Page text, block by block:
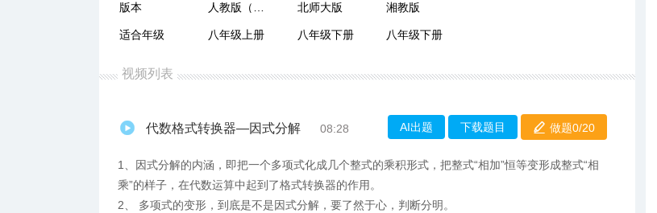
版本
适合年级 八年级上册
北师大版
八年级下册
湘教版
八年级下册
视频列表
代数格式转换器—因式分解 08:28 AI出题 下载题目 做题0/20
1、因式分解的内涵，即把一个多项式化成几个整式的乘积形式，把整式“相加”恒等变形成整式“相
乘”的样子，在代数运算中起到了格式转换器的作用。
2、 多项式的变形，到底是不是因式分解，要了然于心，判断分明。